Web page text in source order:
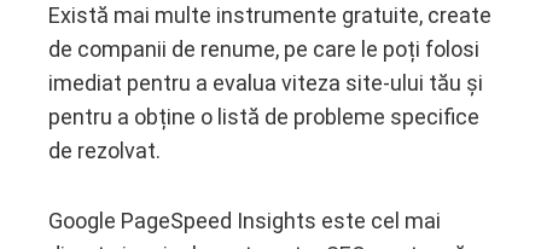
Există mai multe instrumente gratuite, create
de companii de renume, pe care le poți folosi
imediat pentru a evalua viteza site-ului tău și
pentru a obține o listă de probleme specifice
de rezolvat.
Google PageSpeed Insights este cel mai